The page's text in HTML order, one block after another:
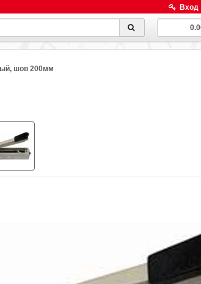
Вход
шов 200мм